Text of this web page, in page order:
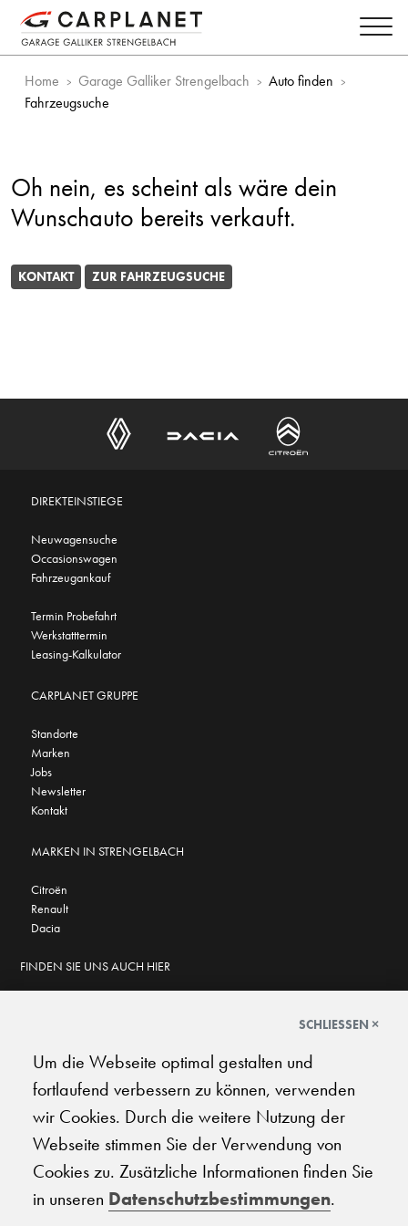
Home Garage Galliker Strengelbach
Auto finden
Fahrzeugsuche
Oh nein, es scheint als wäre dein
Wunschauto bereits verkauft.
KONTAKT ZUR FAHRZEUGSUCHE
DIREKTEINSTIEGE
Neuwagensuche
Occasionswagen
Fahrzeugankauf
Termin Probefahrt
Werkstatttermin
Leasing-Kalkulator
CARPLANET GRUPPE
Standorte
Marken
Jobs
Newsletter
Kontakt
MARKEN IN STRENGELBACH
Citroën
Renault
Dacia
FINDEN SIE UNS AUCH HIER
4.7 ★★★★★
★★★★★
© 2026 Carplanet Galliker
SCHLIESSEN ×
Um die Webseite optimal gestalten und
fortlaufend verbessern zu können, verwenden
wir Cookies. Durch die weitere Nutzung der
Webseite stimmen Sie der Verwendung von
Cookies zu. Zusätzliche Informationen finden Sie
in unseren Datenschutzbestimmungen.